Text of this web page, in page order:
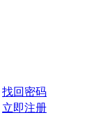
找回密码
立即注册